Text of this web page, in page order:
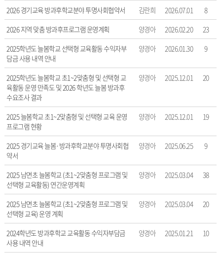
방
과
후
학
교
자
료
실
의
게
시
물
번
호,
제
목,
작
성
자,
등
록
일,
조
2026 경기교육 방과후학교분야 투명사회협약서
김란희 2026.07.01
8
2026 지역 맞춤 방과후프로그램 운영계획
양경아 2026.02.20
23
2025학년도 늘봄학교 선택형 교육활동 수익자부
담금 사용 내역 안내
양경아 2026.01.30 9
2025학년도 늘봄학교 초1~2맞춤형 및 선택형 교
육활동 운영 만족도 및 2026 학년도 늘봄 방과후
수요조사 결과
양경아 2025.12.01 20
2025 늘봄학교 초1~2맞춤형 및 선택형 교육 운영
프로그램 현황
양경아 2025.12.01 19
2025 경기교육 늘봄·방과후학교분야 투명사회협
약서
양경아 2025.06.25 9
2025 남면초 늘봄학교 (초1~2맞춤형 프로그램 및
선택형 교육활동) 연간운영계획
양경아 2025.03.04 38
2025 남면초 늘봄학교 (초1~2맞춤형 프로그램 및
선택형 교육) 운영 계획
양경아 2025.03.04 20
2024학년도 방과후학교 교육활동 수익자부담금
사용 내역 안내
양경아 2025.01.21 10